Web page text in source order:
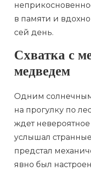
в памяти и
сей день.
Схватка с
медведем
Одним
на прогулку по
ждет
услышал
предстал
явно был